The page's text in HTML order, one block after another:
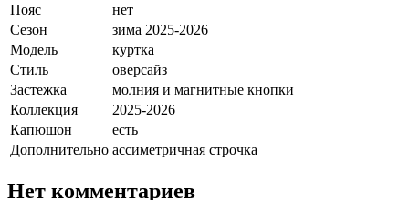
Пояс
нет
Сезон
зима 2025-2026
Модель
куртка
Стиль
оверсайз
Застежка
молния и магнитные кнопки
Коллекция
2025-2026
Капюшон
есть
Дополнительно ассиметричная строчка
Нет комментариев